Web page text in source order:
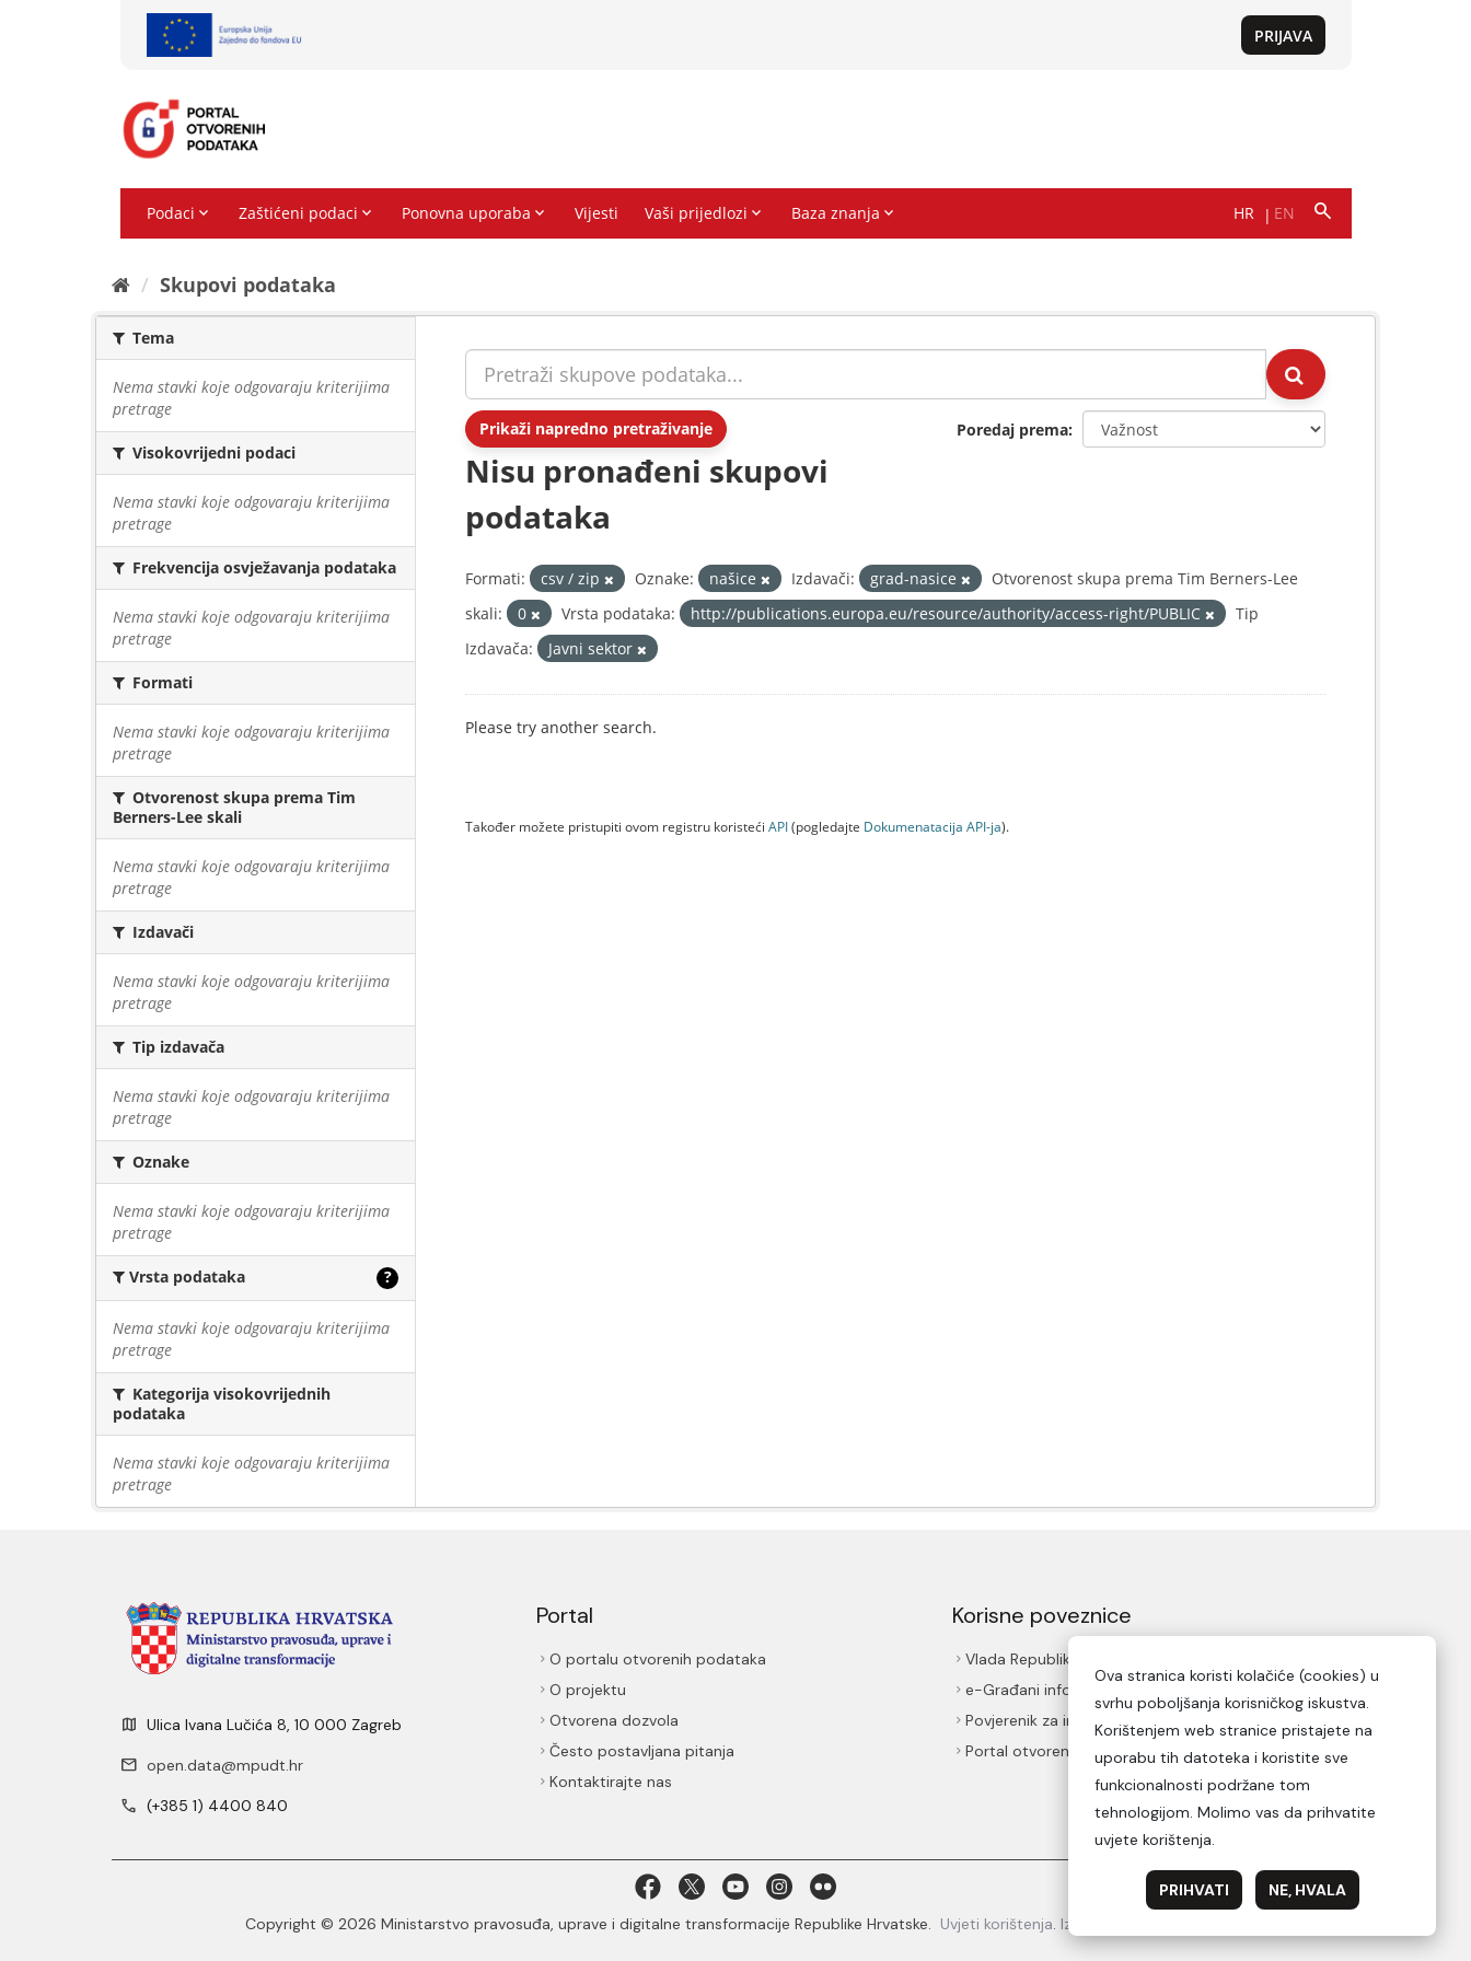
Skupovi podаtаkа
Tema
Nema stavki koje odgovaraju kriterijima
pretrage
Visokovrijedni podaci
Nema stavki koje odgovaraju kriterijima
pretrage
Frekvencija osvježavanja podataka
Nema stavki koje odgovaraju kriterijima
pretrage
Formati
Nema stavki koje odgovaraju kriterijima
pretrage
Otvorenost skupa prema Tim
Berners-Lee skali
Nema stavki koje odgovaraju kriterijima
pretrage
Izdavači
Nema stavki koje odgovaraju kriterijima
pretrage
Tip izdavača
Nema stavki koje odgovaraju kriterijima
pretrage
Oznake
Nema stavki koje odgovaraju kriterijima
pretrage
Vrsta podataka ?
Nema stavki koje odgovaraju kriterijima
pretrage
Kategorija visokovrijednih
podataka
Nema stavki koje odgovaraju kriterijima
pretrage
Prikaži napredno pretraživanje Poredaj prema
Nisu pronađeni skupovi
podataka
Formati: csv / zip Oznake: našice Izdavači: grad-nasice
Otvorenost skupa prema Tim Berners-Lee
skali:
0 Vrsta podataka: http://publications.europa.eu/resource/authority/access-right/PUBLIC
Tip
Izdavača:
Javni sektor
Please try another search.
Također možete pristupiti ovom registru koristeći API(pogledajte Dokumenаtаcijа API-jа).